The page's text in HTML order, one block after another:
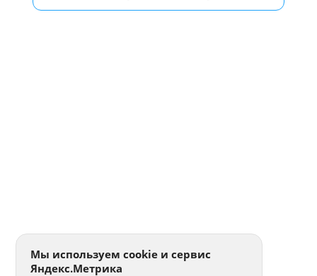
Мы используем cookie и сервис
Яндекс.Метрика